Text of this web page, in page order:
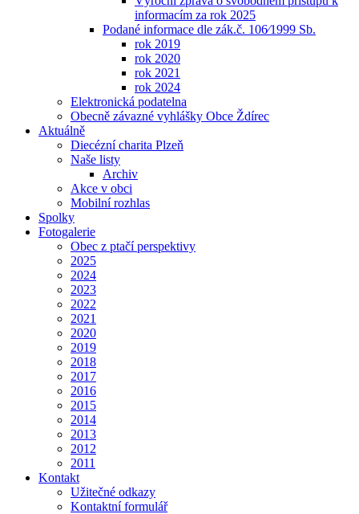
informacím za rok 2025
Podané informace dle zák.č. 106⁄1999 Sb.
rok 2019
rok 2020
rok 2021
rok 2024
Elektronická podatelna
Obecně závazné vyhlášky Obce Ždírec
Aktuálně
Diecézní charita Plzeň
Naše listy
Archiv
Akce v obci
Mobilní rozhlas
Spolky
Fotogalerie
Obec z ptačí perspektivy
2025
2024
2023
2022
2021
2020
2019
2018
2017
2016
2015
2014
2013
2012
2011
Kontakt
Užitečné odkazy
Kontaktní formulář